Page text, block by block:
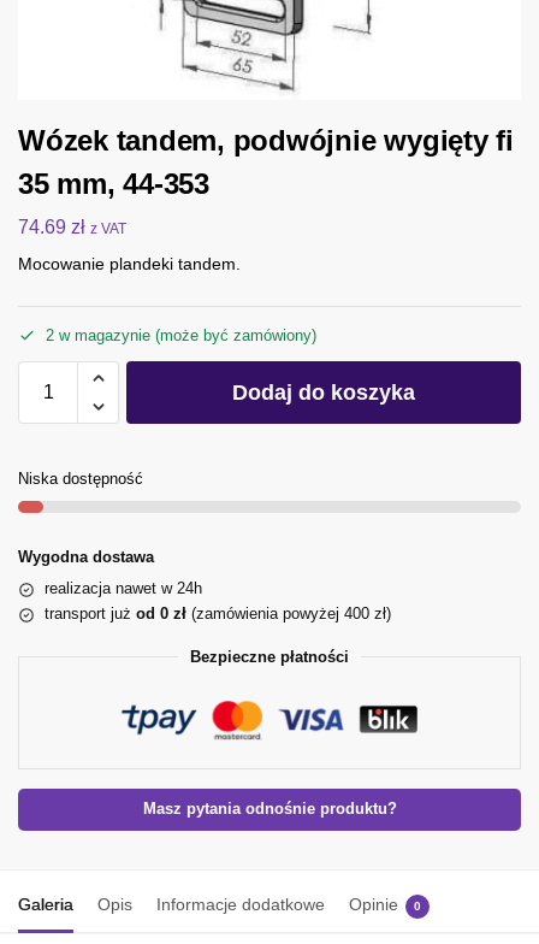
Wózek tandem, podwójnie wygięty fi
35 mm, 44-353
74.69 zł z VAT
Mocowanie plandeki tandem.
2 w magazynie (może być zamówiony)
Dodaj do koszyka
Niska dostępność
Wygodna dostawa
realizacja nawet w 24h
transport już od 0 zł (zamówienia powyżej 400 zł)
Bezpieczne płatności
Masz pytania odnośnie produktu?
Galeria Opis Informacje dodatkowe Opinie 0